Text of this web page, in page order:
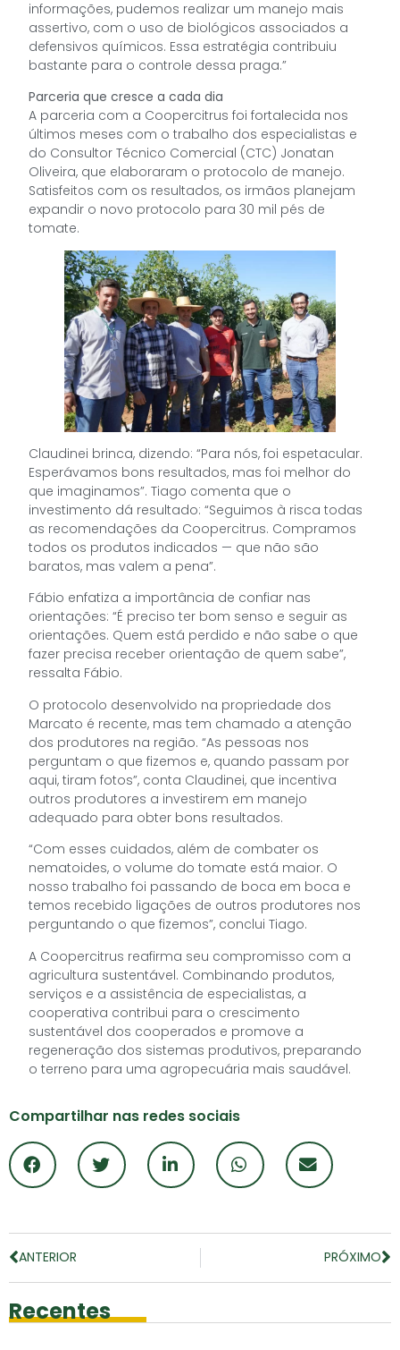
informações, pudemos realizar um manejo mais
assertivo, com o uso de biológicos associados a
defensivos químicos. Essa estratégia contribuiu
bastante para o controle dessa praga.”
Parceria que cresce a cada dia
A parceria com a Coopercitrus foi fortalecida nos
últimos meses com o trabalho dos especialistas e
do Consultor Técnico Comercial (CTC) Jonatan
Oliveira, que elaboraram o protocolo de manejo.
Satisfeitos com os resultados, os irmãos planejam
expandir o novo protocolo para 30 mil pés de
tomate.
Claudinei brinca, dizendo: “Para nós, foi espetacular.
Esperávamos bons resultados, mas foi melhor do
que imaginamos”. Tiago comenta que o
investimento dá resultado: “Seguimos à risca todas
as recomendações da Coopercitrus. Compramos
todos os produtos indicados — que não são
baratos, mas valem a pena”.
Fábio enfatiza a importância de confiar nas
orientações: “É preciso ter bom senso e seguir as
orientações. Quem está perdido e não sabe o que
fazer precisa receber orientação de quem sabe”,
ressalta Fábio.
O protocolo desenvolvido na propriedade dos
Marcato é recente, mas tem chamado a atenção
dos produtores na região. “As pessoas nos
perguntam o que fizemos e, quando passam por
aqui, tiram fotos”, conta Claudinei, que incentiva
outros produtores a investirem em manejo
adequado para obter bons resultados.
“Com esses cuidados, além de combater os
nematoides, o volume do tomate está maior. O
nosso trabalho foi passando de boca em boca e
temos recebido ligações de outros produtores nos
perguntando o que fizemos”, conclui Tiago.
A Coopercitrus reafirma seu compromisso com a
agricultura sustentável. Combinando produtos,
serviços e a assistência de especialistas, a
cooperativa contribui para o crescimento
sustentável dos cooperados e promove a
regeneração dos sistemas produtivos, preparando
o terreno para uma agropecuária mais saudável.
Compartilhar nas redes sociais
ANTERIOR PRÓXIMO
Recentes